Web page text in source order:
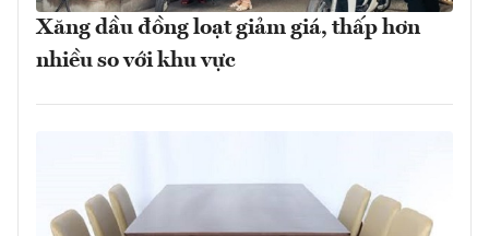
Xăng dầu đồng loạt giảm giá, thấp hơn
nhiều so với khu vực